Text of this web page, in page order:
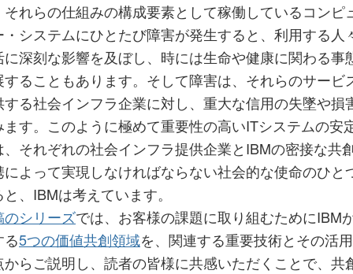
それらの仕組みの構成要素として稼働しているコンピ
・システムにひとたび障害が発生すると、利用する人
に深刻な影響を及ぼし、時には生命や健康に関わる事
することもあります。そして障害は、それらのサービ
する社会インフラ企業に対し、重大な信用の失墜や損
ます。このように極めて重要性の高いITシステムの安
、それぞれの社会インフラ提供企業とIBMの密接な共
によって実現しなければならない社会的な使命のひと
、IBMは考えています。
のシリーズでは、お客様の課題に取り組むためにIBM
る5つの価値共創領域を、関連する重要技術とその活
からご説明し、読者の皆様に共感いただくことで、共